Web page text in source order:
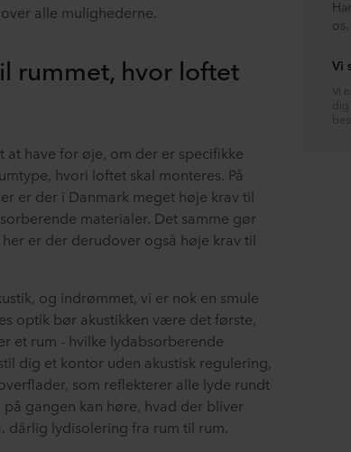
alle mulighederne.
rummet, hvor loftet
have for øje, om der er specifikke
hvori loftet skal monteres. På
er der i Danmark meget høje krav til
materialer. Det samme gør
er der derudover også høje krav til
og indrømmet, vi er nok en smule
optik bør akustikken være det første,
et rum - hvilke lydabsorberende
dig et kontor uden akustisk regulering,
som reflekterer alle lyde rundt
gangen kan høre, hvad der bliver
dårlig lydisolering fra rum til rum.
os.
Vi
Vi